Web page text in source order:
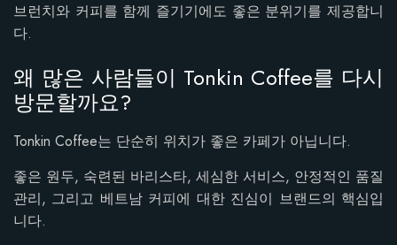
브런치와 커피를 함께 즐기기에도 좋은 분위기를 제공합니
다.
왜 많은 사람들이 Tonkin Coffee를 다시
방문할까요?
Tonkin Coffee는 단순히 위치가 좋은 카페가 아닙니다.
좋은 원두, 숙련된 바리스타, 세심한 서비스, 안정적인 품질
관리, 그리고 베트남 커피에 대한 진심이 브랜드의 핵심입
니다.